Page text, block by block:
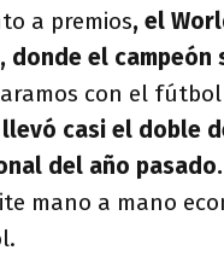
a premios, el
donde el campeón
con el
llevó casi el doble
del año pasado.
mano a mano